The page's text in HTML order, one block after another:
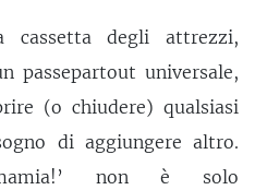
cassetta degli attrezzi,
passepartout universale,
(o chiudere) qualsiasi
di aggiungere altro.
non è solo